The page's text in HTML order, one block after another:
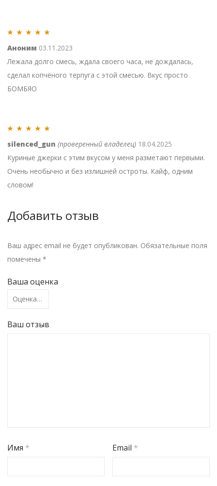
Оценка5из 5
Аноним 03.11.2023
Лежала долго смесь, ждала своего часа, не дождалась,
сделал копчёного терпуга с этой смесью. Вкус просто
БОМБЯО
Оценка5из 5
silenced_gun (проверенный владелец) 18.04.2025
Куриные джерки с этим вкусом у меня разметают первыми.
Очень необычно и без излишней остроты. Кайф, одним
словом!
Добавить отзыв
Ваш адрес email не будет опубликован. Обязательные поля
помечены *
Ваша оценка
Ваш отзыв
Имя * Email *